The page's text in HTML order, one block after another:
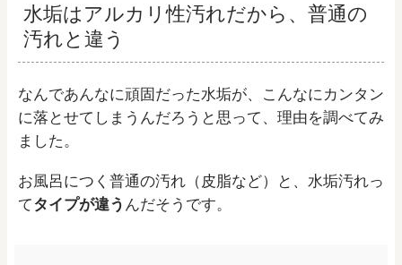
水垢はアルカリ性汚れだから、普通の
汚れと違う
なんであんなに頑固だった水垢が、こんなにカンタン
に落とせてしまうんだろうと思って、理由を調べてみ
ました。
お風呂につく普通の汚れ（皮脂など）と、水垢汚れっ
てタイプが違う んだそうです。